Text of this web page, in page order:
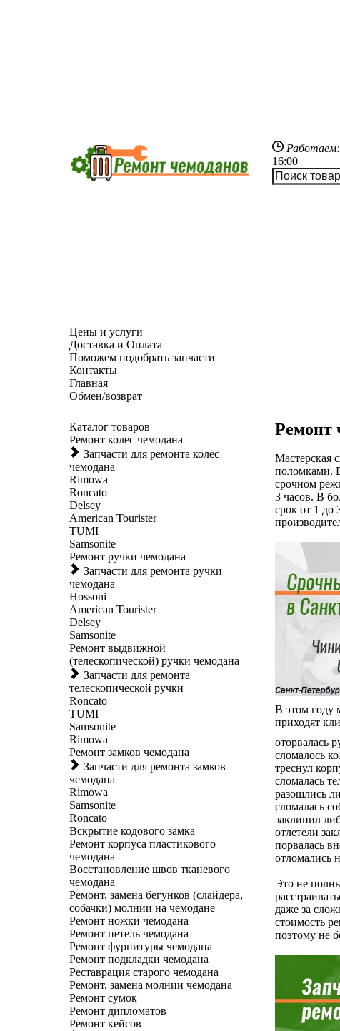
Работаем:
16:00
Цены и услуги
Доставка и Оплата
Поможем подобрать запчасти
Контакты
Главная
Обмен/возврат
Каталог товаров
Ремонт колес чемодана
Запчасти для ремонта колес
чемодана
Rimowa
Roncato
Delsey
American Tourister
TUMI
Samsonite
Ремонт ручки чемодана
Запчасти для ремонта ручки
чемодана
Hossoni
American Tourister
Delsey
Samsonite
Ремонт выдвижной
(телескопической) ручки чемодана
Запчасти для ремонта
телескопической ручки
Roncato
TUMI
Samsonite
Rimowa
Ремонт замков чемодана
Запчасти для ремонта замков
чемодана
Rimowa
Samsonite
Roncato
Вскрытие кодового замка
Ремонт корпуса пластикового
чемодана
Восстановление швов тканевого
чемодана
Ремонт, замена бегунков (слайдера,
собачки) молнии на чемодане
Ремонт ножки чемодана
Ремонт петель чемодана
Ремонт фурнитуры чемодана
Ремонт подкладки чемодана
Реставрация старого чемодана
Ремонт, замена молнии чемодана
Ремонт сумок
Ремонт дипломатов
Ремонт кейсов
Ремонт
Мастерская
поломками.
срочном
3 часов. В
срок от 1 до
В этом году
приходят
оторвалась
сломалось
треснул
сломалась
разошлись
сломалась
заклинил
отлетели
порвалась
отломались
Это не
даже за
стоимость
поэтому не